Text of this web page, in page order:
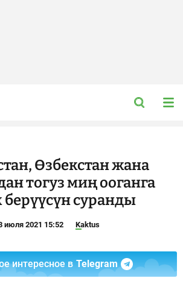
Өзбекстан жана
тогуз миң ооганга
суранды
июля 2021 15:52 Kaktus
интересное в Telegram